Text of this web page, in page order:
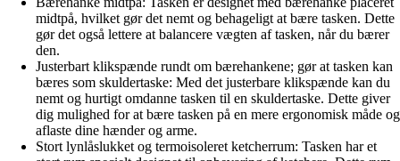
midtpå, hvilket gør det nemt og behageligt at bære tasken. Dette
gør det også lettere at balancere vægten af tasken, når du bærer
den.
Justerbart klikspænde rundt om bærehankene; gør at tasken kan
bæres som skuldertaske: Med det justerbare klikspænde kan du
nemt og hurtigt omdanne tasken til en skuldertaske. Dette giver
dig mulighed for at bære tasken på en mere ergonomisk måde og
aflaste dine hænder og arme.
Stort lynlåslukket og termoisoleret ketcherrum: Tasken har et